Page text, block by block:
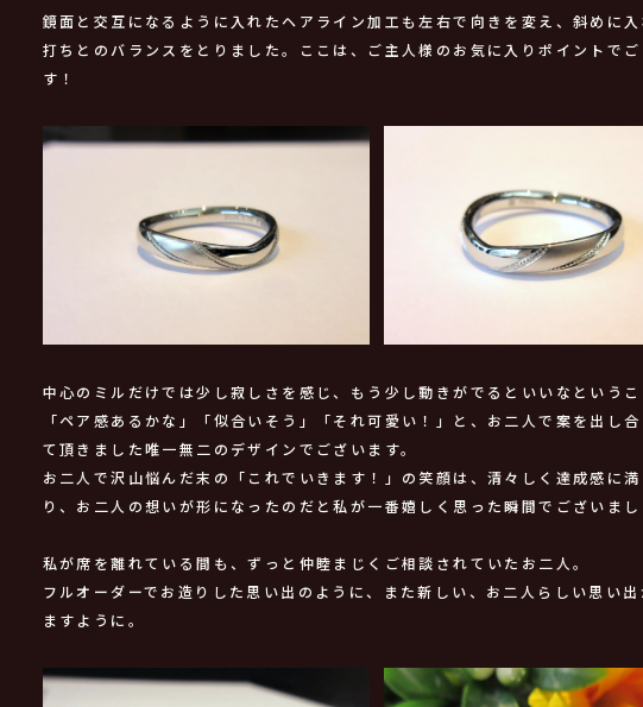
鏡面と交互になるように入れたヘアライン加工も左右で向きを変え、斜めに
打ちとのバランスをとりました。ここは、ご主人様のお気に入りポイントで
す！
中心のミルだけでは少し寂しさを感じ、もう少し動きがでるといいなという
「ペア感あるかな」「似合いそう」「それ可愛い！」と、お二人で案を出し
て頂きました唯一無二のデザインでございます。
お二人で沢山悩んだ末の「これでいきます！」の笑顔は、清々しく達成感に
り、お二人の想いが形になったのだと私が一番嬉しく思った瞬間でございま
私が席を離れている間も、ずっと仲睦まじくご相談されていたお二人。
フルオーダーでお造りした思い出のように、また新しい、お二人らしい思い
ますように。